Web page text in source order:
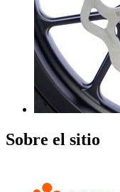
Sobre el sitio